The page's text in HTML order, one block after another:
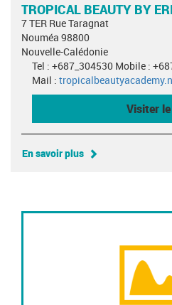
TROPICAL BEAUTY BY
7 TER Rue Taragnat
Nouméa 98800
Nouvelle-Calédonie
Tel : +687_304530 Mobile :
Mail :
Visiter
En savoir plus